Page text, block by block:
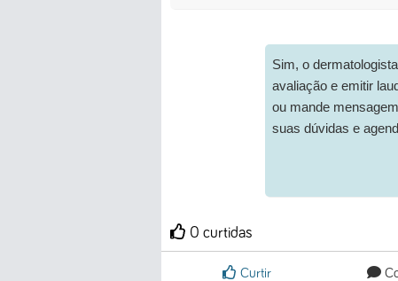
Sim, o
avaliação e emitir
ou mande
suas dúvidas e
0 curtidas
Curtir